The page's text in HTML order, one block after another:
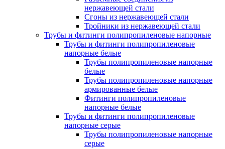
нержавеющей стали
Сгоны из нержавеющей стали
Тройники из нержавеющей стали
Трубы и фитинги полипропиленовые напорные
Трубы и фитинги полипропиленовые
напорные белые
Трубы полипропиленовые напорные
белые
Трубы полипропиленовые напорные
армированные белые
Фитинги полипропиленовые
напорные белые
Трубы и фитинги полипропиленовые
напорные серые
Трубы полипропиленовые напорные
серые